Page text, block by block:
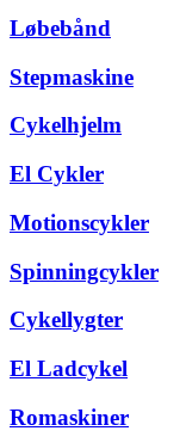
Løbebånd
Stepmaskine
Cykelhjelm
El Cykler
Motionscykler
Spinningcykler
Cykellygter
El Ladcykel
Romaskiner